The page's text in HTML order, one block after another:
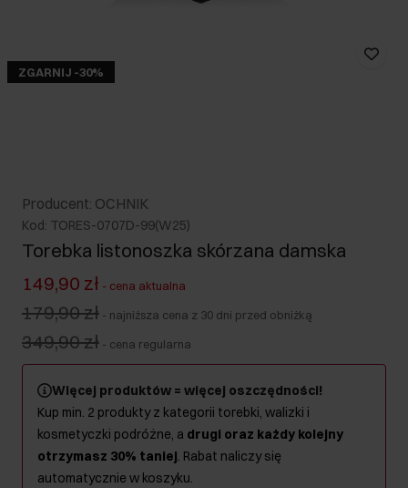
ZGARNIJ -30%
Producent: OCHNIK
Kod: TORES-0707D-99(W25)
Torebka listonoszka skórzana damska
149,90 zł - cena aktualna
179,90 zł - najniższa cena z 30 dni przed obniżką
349,90 zł - cena regularna
Więcej produktów = więcej oszczędności!
Kup min. 2 produkty z kategorii torebki, walizki i
kosmetyczki podróżne, a drugi oraz każdy kolejny
otrzymasz 30% taniej. Rabat naliczy się
automatycznie w koszyku.